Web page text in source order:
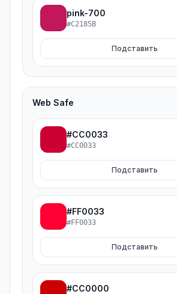
pink-700
#C2185B
Подставить
Web Safe
#CC0033
#CC0033
Подставить
#FF0033
#FF0033
Подставить
#CC0000